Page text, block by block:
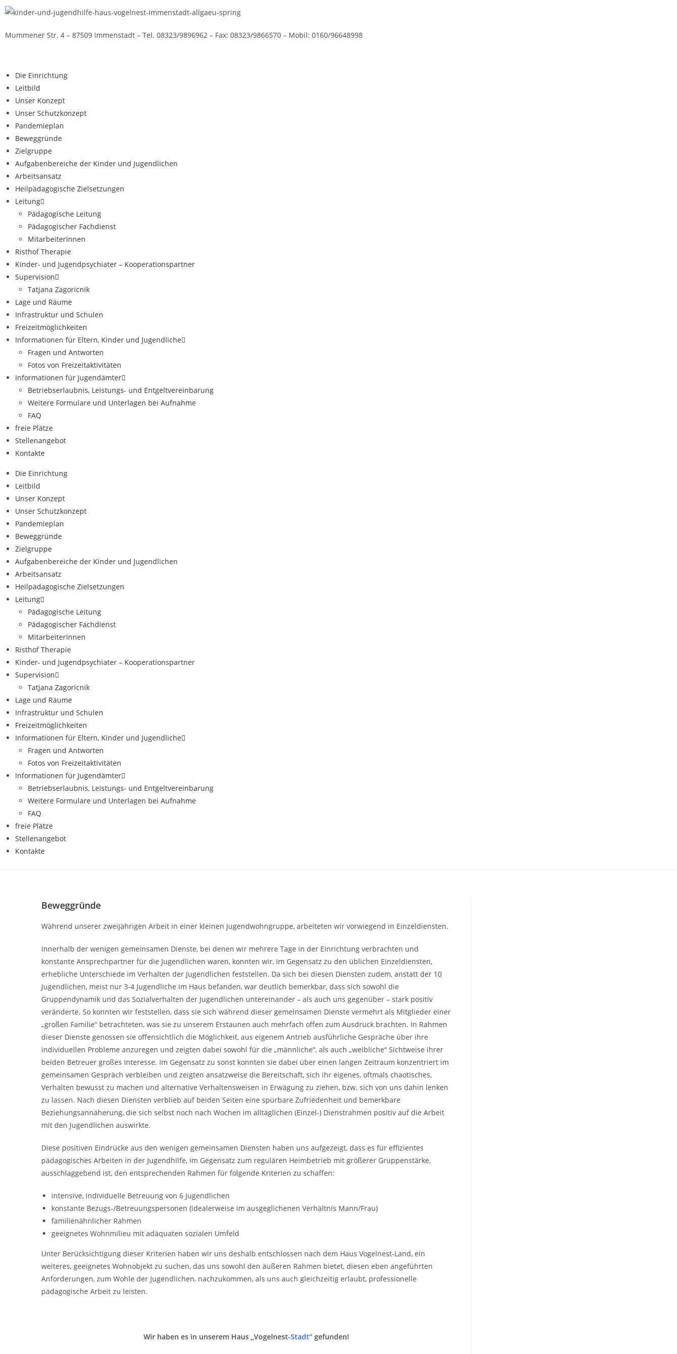
Mummener Str. 4 – 87509 Immenstadt – Tel. 08323/9896962 – Fax: 08323/9866570 – Mobil: 0160/96648998
Die Einrichtung
Leitbild
Unser Konzept
Unser Schutzkonzept
Pandemieplan
Beweggründe
Zielgruppe
Aufgabenbereiche der Kinder und Jugendlichen
Arbeitsansatz
Heilpädagogische Zielsetzungen
Leitung
Pädagogische Leitung
Pädagogischer Fachdienst
MitarbeiterInnen
Risthof Therapie
Kinder- und Jugendpsychiater – Kooperationspartner
Supervision
Tatjana Zagoricnik
Lage und Räume
Infrastruktur und Schulen
Freizeitmöglichkeiten
Informationen für Eltern, Kinder und Jugendliche
Fragen und Antworten
Fotos von Freizeitaktivitäten
Informationen für Jugendämter
Betriebserlaubnis, Leistungs- und Entgeltvereinbarung
Weitere Formulare und Unterlagen bei Aufnahme
FAQ
freie Plätze
Stellenangebot
Kontakte
Die Einrichtung
Leitbild
Unser Konzept
Unser Schutzkonzept
Pandemieplan
Beweggründe
Zielgruppe
Aufgabenbereiche der Kinder und Jugendlichen
Arbeitsansatz
Heilpädagogische Zielsetzungen
Leitung
Pädagogische Leitung
Pädagogischer Fachdienst
MitarbeiterInnen
Risthof Therapie
Kinder- und Jugendpsychiater – Kooperationspartner
Supervision
Tatjana Zagoricnik
Lage und Räume
Infrastruktur und Schulen
Freizeitmöglichkeiten
Informationen für Eltern, Kinder und Jugendliche
Fragen und Antworten
Fotos von Freizeitaktivitäten
Informationen für Jugendämter
Betriebserlaubnis, Leistungs- und Entgeltvereinbarung
Weitere Formulare und Unterlagen bei Aufnahme
FAQ
freie Plätze
Stellenangebot
Kontakte
Beweggründe
Während unserer zweijährigen Arbeit in einer kleinen Jugendwohngruppe, arbeiteten wir vorwiegend in Einzeldiensten.
Innerhalb der wenigen gemeinsamen Dienste, bei denen wir mehrere Tage in der Einrichtung verbrachten und
konstante Ansprechpartner für die Jugendlichen waren, konnten wir, im Gegensatz zu den üblichen Einzeldiensten,
erhebliche Unterschiede im Verhalten der Jugendlichen feststellen. Da sich bei diesen Diensten zudem, anstatt der 10
Jugendlichen, meist nur 3-4 Jugendliche im Haus befanden, war deutlich bemerkbar, dass sich sowohl die
Gruppendynamik und das Sozialverhalten der Jugendlichen untereinander – als auch uns gegenüber – stark positiv
veränderte. So konnten wir feststellen, dass sie sich während dieser gemeinsamen Dienste vermehrt als Mitglieder einer
„großen Familie“ betrachteten, was sie zu unserem Erstaunen auch mehrfach offen zum Ausdruck brachten. In Rahmen
dieser Dienste genossen sie offensichtlich die Möglichkeit, aus eigenem Antrieb ausführliche Gespräche über ihre
individuellen Probleme anzuregen und zeigten dabei sowohl für die „männliche“, als auch „weibliche“ Sichtweise ihrer
beiden Betreuer großes Interesse. Im Gegensatz zu sonst konnten sie dabei über einen langen Zeitraum konzentriert im
gemeinsamen Gespräch verbleiben und zeigten ansatzweise die Bereitschaft, sich ihr eigenes, oftmals chaotisches,
Verhalten bewusst zu machen und alternative Verhaltensweisen in Erwägung zu ziehen, bzw. sich von uns dahin lenken
zu lassen. Nach diesen Diensten verblieb auf beiden Seiten eine spürbare Zufriedenheit und bemerkbare
Beziehungsannäherung, die sich selbst noch nach Wochen im alltäglichen (Einzel-) Dienstrahmen positiv auf die Arbeit
mit den Jugendlichen auswirkte.
Diese positiven Eindrücke aus den wenigen gemeinsamen Diensten haben uns aufgezeigt, dass es für effizientes
pädagogisches Arbeiten in der Jugendhilfe, im Gegensatz zum regulären Heimbetrieb mit größerer Gruppenstärke,
ausschlaggebend ist, den entsprechenden Rahmen für folgende Kriterien zu schaffen:
intensive, individuelle Betreuung von 6 Jugendlichen
konstante Bezugs-/Betreuungspersonen (idealerweise im ausgeglichenen Verhältnis Mann/Frau)
familienähnlicher Rahmen
geeignetes Wohnmilieu mit adäquaten sozialen Umfeld
Unter Berücksichtigung dieser Kriterien haben wir uns deshalb entschlossen nach dem Haus Vogelnest-Land, ein
weiteres, geeignetes Wohnobjekt zu suchen, das uns sowohl den äußeren Rahmen bietet, diesen eben angeführten
Anforderungen, zum Wohle der Jugendlichen, nachzukommen, als uns auch gleichzeitig erlaubt, professionelle
pädagogische Arbeit zu leisten.
Wir haben es in unserem Haus „Vogelnest-Stadt“ gefunden!